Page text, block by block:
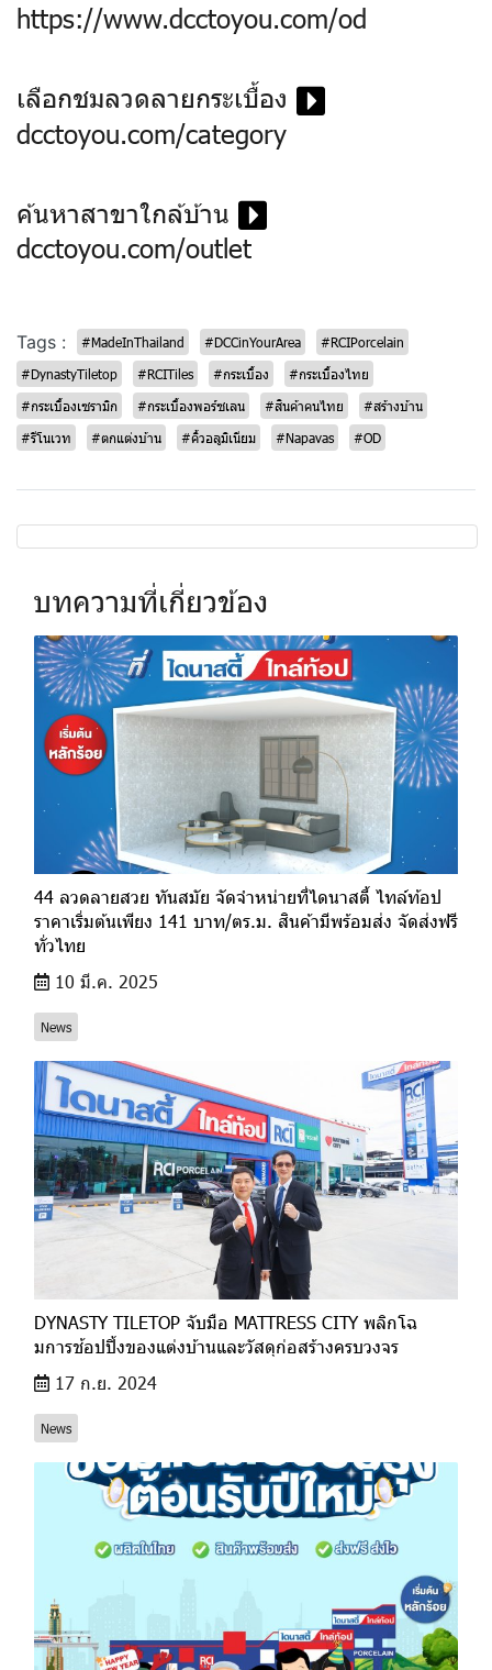
https://www.dcctoyou.com/od
เลือกชมลวดลายกระเบื้อง
dcctoyou.com/category
ค้นหาสาขาใกล้บ้าน
dcctoyou.com/outlet
Tags : #MadeInThailand #DCCinYourArea
#RCIPorcelain
#DynastyTiletop
#RCITiles #กระเบื้อง
#กระเบื้องไทย
#กระเบื้องเซรามิก
#กระเบื้องพอร์ซเลน #สินค้าคนไทย
#สร้างบ้าน
#รีโนเวท
#ตกแต่งบ้าน #คิ้วอลูมิเนียม #Napavas #OD
บทความที่เกี่ยวข้อง
44 ลวดลายสวย ทันสมัย จัดจำหน่ายที่ไดนาสตี้ ไทล์ท้อป
ราคาเริ่มต้นเพียง 141 บาท/ตร.ม. สินค้ามีพร้อมส่ง จัดส่งฟรี
ทั่วไทย
10 มี.ค. 2025
News
DYNASTY TILETOP จับมือ MATTRESS CITY พลิกโฉ
มการช้อปปิ้งของแต่งบ้านและวัสดุก่อสร้างครบวงจร
17 ก.ย. 2024
News